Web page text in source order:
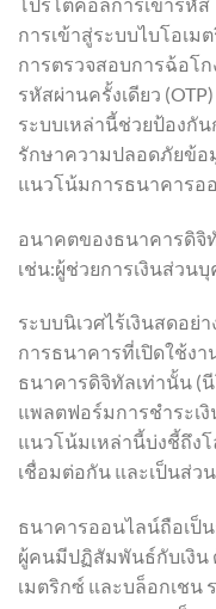
การเข้าสู่ระบบไบโอเม
การตรวจสอบการฉ้อโก
รหัสผ่านครั้งเดียว (OTP)
ระบบเหล่านี้ช่วยป้องกั
รักษาความปลอดภัยข้อ
แนวโน้มการธนาคารอ
อนาคตของธนาคารดิจิ
เช่น:ผู้ช่วยการเงินส่วน
ระบบนิเวศไร้เงินสดอย่
การธนาคารที่เปิดใช้ง
ธนาคารดิจิทัลเท่านั้น (
แพลตฟอร์มการชำระเ
แนวโน้มเหล่านี้บ่งชี้ถึง
เชื่อมต่อกัน และเป็นส่ว
ธนาคารออนไลน์ถือเป็
ผู้คนมีปฏิสัมพันธ์กับเงิน
เมตริกซ์ และบล็อกเชน